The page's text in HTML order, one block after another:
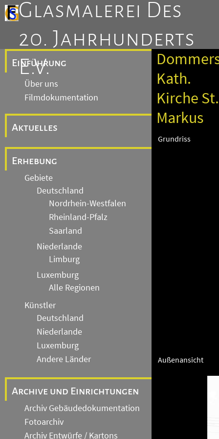
Glasmalerei Des
20. Jahrhunderts
E.V.
Einführung
Über uns
Filmdokumentation
Aktuelles
Erhebung
Gebiete
Deutschland
Nordrhein-Westfalen
Rheinland-Pfalz
Saarland
Niederlande
Limburg
Luxemburg
Alle Regionen
Künstler
Deutschland
Niederlande
Luxemburg
Andere Länder
Archive und Einrichtungen
Archiv Gebäudedokumentation
Fotoarchiv
Archiv Entwürfe / Kartons
Kath.
Kirche St.
Markus
Grundriss
Außenansicht